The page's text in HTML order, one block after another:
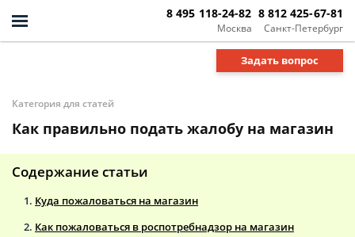
Москва
8 495 118-24-82
Санкт-Петербург
8 812 425-67-81
Задать вопрос
Категория для статей
Как правильно подать жалобу на магазин
Содержание статьи
Куда пожаловаться на магазин
Как пожаловаться в роспотребнадзор на магазин